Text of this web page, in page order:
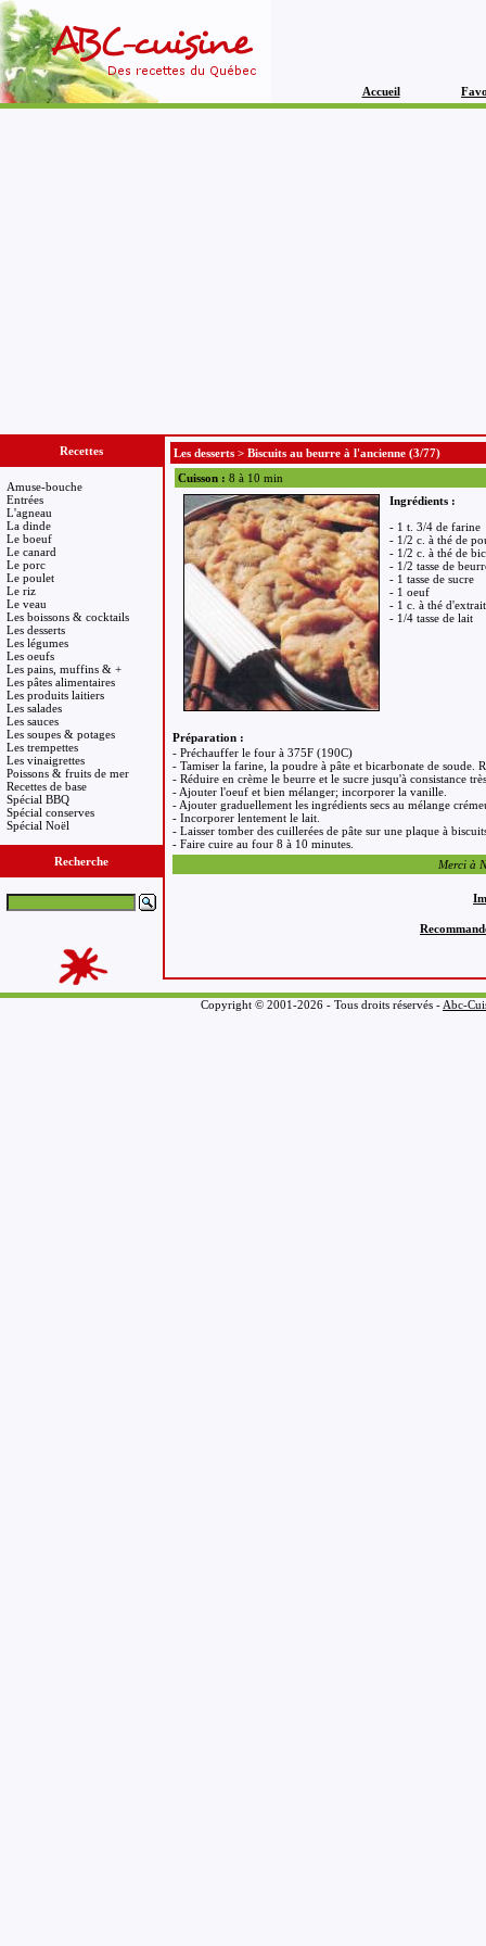
Accueil
Recettes
Amuse-bouche
Entrées
L'agneau
La dinde
Le boeuf
Le canard
Le porc
Le poulet
Le riz
Le veau
Les boissons & cocktails
Les desserts
Les légumes
Les oeufs
Les pains, muffins & +
Les pâtes alimentaires
Les produits laitiers
Les salades
Les sauces
Les soupes & potages
Les trempettes
Les vinaigrettes
Poissons & fruits de mer
Recettes de base
Spécial BBQ
Spécial conserves
Spécial Noël
Recherche
Les desserts > Biscuits au beurre à l'ancienne (3/77)
Cuisson : 8 à 10 min
Ingrédients :
- 1 t. 3/4 de farine
- 1/2 c. à thé de
- 1/2 c. à thé de
- 1/2 tasse de
- 1 tasse de sucre
- 1 oeuf
- 1 c. à thé
- 1/4 tasse de lait
Préparation :
- Préchauffer le four à 375F (190C)
- Tamiser la farine, la poudre à pâte et bicarbonate de soude.
- Réduire en crème le beurre et le sucre jusqu'à consistance
- Ajouter l'oeuf et bien mélanger; incorporer la vanille.
- Ajouter graduellement les ingrédients secs au mélange
- Incorporer lentement le lait.
- Laisser tomber des cuillerées de pâte sur une plaque à
- Faire cuire au four 8 à 10 minutes.
Merci à
Copyright © 2001-2026 - Tous droits réservés - Abc-